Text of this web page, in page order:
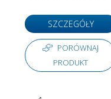
SZCZEGÓŁY
PORÓWNAJ
PRODUKT